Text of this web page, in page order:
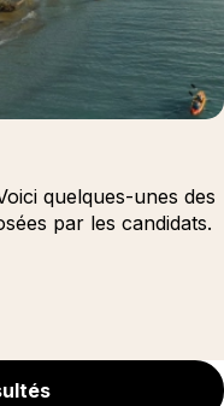
quelques-unes des
par les candidats.